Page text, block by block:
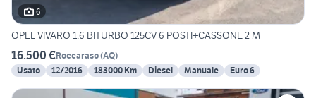
6
OPEL VIVARO 1.6 BITURBO 125CV 6 POSTI+CASSONE 2 M
16.500 €Roccaraso(AQ)
Usato
12/2016 183000 Km Diesel Manuale Euro 6